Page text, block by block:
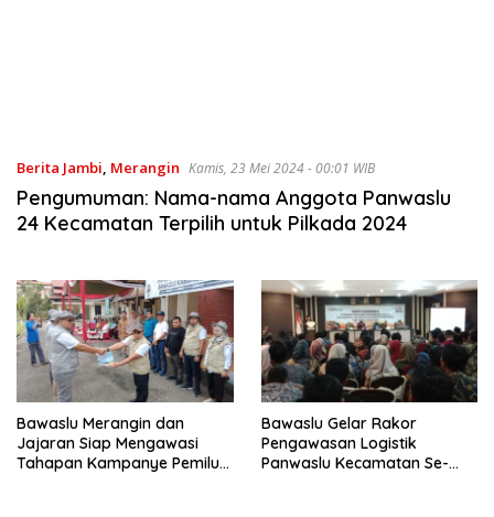
Berita Jambi, Merangin Kamis, 23 Mei 2024 - 00:01 WIB
Pengumuman: Nama-nama Anggota Panwaslu
24 Kecamatan Terpilih untuk Pilkada 2024
Bawaslu Merangin dan
Jajaran Siap Mengawasi
Tahapan Kampanye Pemilu
Bawaslu Gelar Rakor
Pengawasan Logistik
Panwaslu Kecamatan Se-